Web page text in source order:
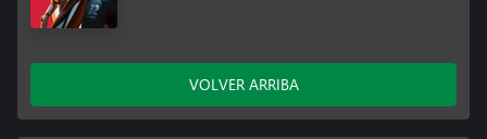
VOLVER ARRIBA